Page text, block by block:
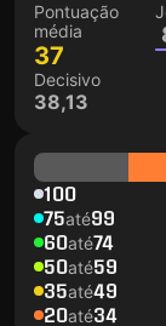
Pontuação
média
37
Decisivo
38,13
100
75até99
60até74
50até59
35até49
20até34